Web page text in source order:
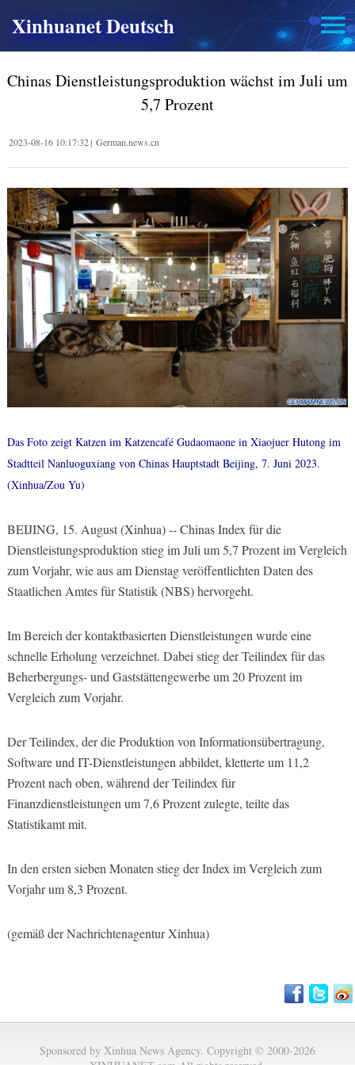
Xinhuanet Deutsch
Chinas Dienstleistungsproduktion wächst im Juli um
5,7 Prozent
2023-08-16 10:17:32| German.news.cn
Das Foto zeigt Katzen im Katzencafé Gudaomaone in Xiaojuer Hutong im
Stadtteil Nanluoguxiang von Chinas Hauptstadt Beijing, 7. Juni 2023.
(Xinhua/Zou Yu)
BEIJING, 15. August (Xinhua) -- Chinas Index für die
Dienstleistungsproduktion stieg im Juli um 5,7 Prozent im Vergleich
zum Vorjahr, wie aus am Dienstag veröffentlichten Daten des
Staatlichen Amtes für Statistik (NBS) hervorgeht.
Im Bereich der kontaktbasierten Dienstleistungen wurde eine
schnelle Erholung verzeichnet. Dabei stieg der Teilindex für das
Beherbergungs- und Gaststättengewerbe um 20 Prozent im
Vergleich zum Vorjahr.
Der Teilindex, der die Produktion von Informationsübertragung,
Software und IT-Dienstleistungen abbildet, kletterte um 11,2
Prozent nach oben, während der Teilindex für
Finanzdienstleistungen um 7,6 Prozent zulegte, teilte das
Statistikamt mit.
In den ersten sieben Monaten stieg der Index im Vergleich zum
Vorjahr um 8,3 Prozent.
(gemäß der Nachrichtenagentur Xinhua)
Sponsored by Xinhua News Agency. Copyright © 2000-2026